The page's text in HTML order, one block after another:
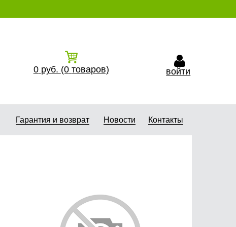
0 руб. (0 товаров) войти
Гарантия и возврат Новости Контакты